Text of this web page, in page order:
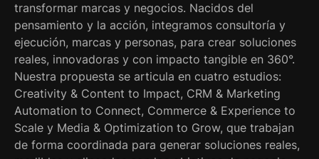
transformar marcas y negocios. Nacidos del
pensamiento y la acción, integramos consultoría y
ejecución, marcas y personas, para crear soluciones
reales, innovadoras y con impacto tangible en 360°.
Nuestra propuesta se articula en cuatro estudios:
Creativity & Content to Impact, CRM & Marketing
Automation to Connect, Commerce & Experience to
Scale y Media & Optimization to Grow, que trabajan
de forma coordinada para generar soluciones reales,